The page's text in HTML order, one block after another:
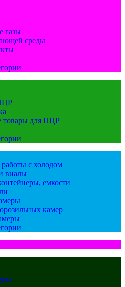
газы
среды
товары для ПЦР
с холодом
виалы
емкости
камер